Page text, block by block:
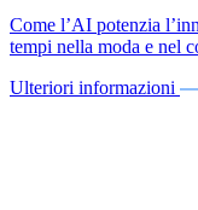
Come l’AI potenzia
tempi nella moda e nel
Ulteriori informazioni